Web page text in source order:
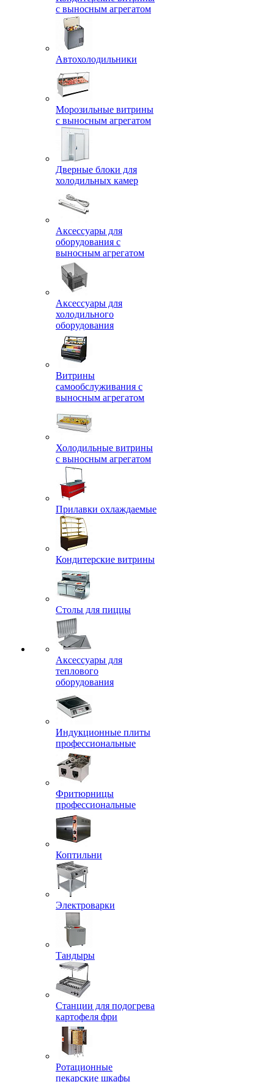
с выносным агрегатом
Автохолодильники
Морозильные витрины
с выносным агрегатом
Дверные блоки для
холодильных камер
Аксессуары для
оборудования с
выносным агрегатом
Аксессуары для
холодильного
оборудования
Витрины
самообслуживания с
выносным агрегатом
Холодильные витрины
с выносным агрегатом
Прилавки охлаждаемые
Кондитерские витрины
Столы для пиццы
Аксессуары для
теплового
оборудования
Индукционные плиты
профессиональные
Фритюрницы
профессиональные
Коптильни
Электроварки
Тандыры
Станции для подогрева
картофеля фри
Ротационные
пекарские шкафы